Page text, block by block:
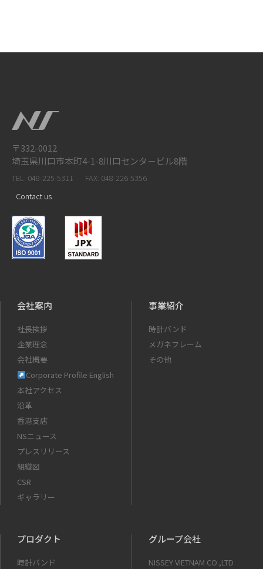
〒332-0012
埼玉県川口市本町4-1-8川口センタ－ビル8階
TEL: 048-225-5311
FAX: 048-226-5356
Contact us
会社案内
社長挨拶
企業理念
会社概要
Corporate Profile English
本社アクセス
沿革
香港支店
NSニュース
プレスリリース
組織図
CSR
ギャラリー
事業紹介
時計バンド
メガネフレーム
その他
プロダクト
時計バンド
グループ会社
NISSEY VIETNAM CO.,LTD